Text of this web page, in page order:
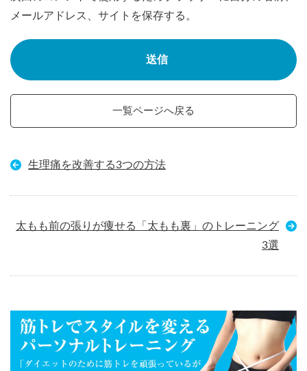
メールアドレス、サイトを保存する。
一覧ページへ戻る
生理痛を改善する3つの方法
太もも前の張りが痩せる「太もも裏」のトレーニング
3選